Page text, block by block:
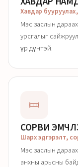
Хавдар
Мэс заслын
урсгалыг
үр дүнтэй.
СОРВИ
Шарх эдгэрэлт,
Мэс заслын
анхны арьсны